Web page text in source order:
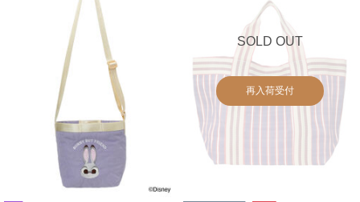
SOLD OUT
再入荷受付